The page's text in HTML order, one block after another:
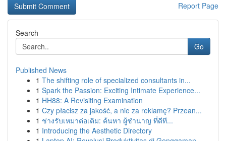
Report Page
Search
Go
Published News
1 The shifting role of specialized consultants in...
1 Spark the Passion: Exciting Intimate Experience...
1 HH88: A Revisiting Examination
1 Czy płacisz za jakość, a nie za reklamę? Przean...
1 ช่างรับเหมาต่อเติม: ค้นหา ผู้ชำนาญ ที่ดีที...
1 Introducing the Aesthetic Directory